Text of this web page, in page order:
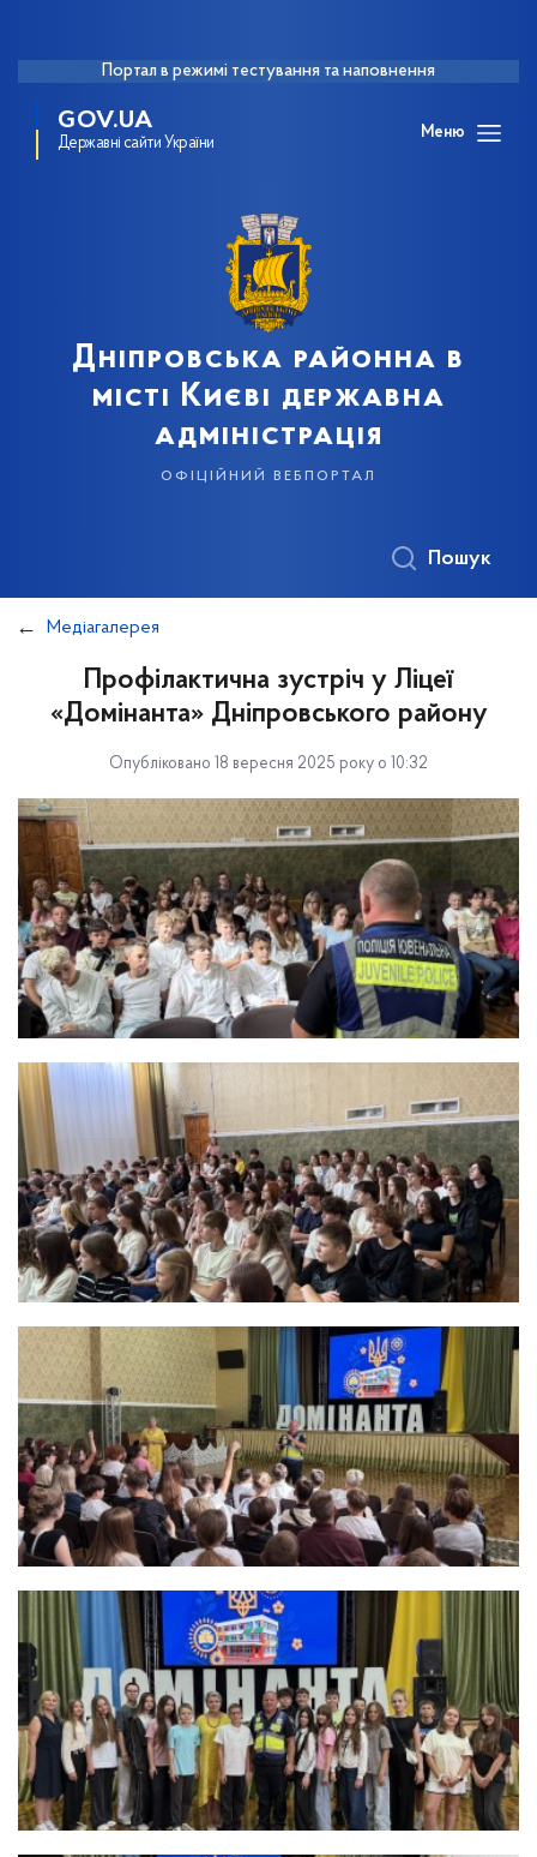
Портал в режимі тестування та наповнення
GOV.UA
Державні сайти України
Меню
Дніпровська районна в
місті Києві державна
адміністрація
офіційний вебпортал
Пошук
Медіагалерея
Профілактична зустріч у Ліцеї
«Домінанта» Дніпровського району
Опубліковано 18 вересня 2025 року о 10:32